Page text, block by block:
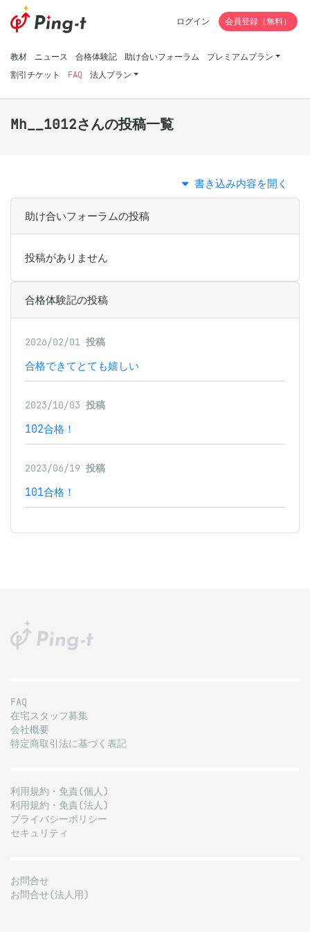
教材 ニュース 合格体験記 助け合いフォーラム
プレミアムプラン
割引チケット
FAQ 法人プラン
ログイン 会員登録（無料）
Mh__1012さんの投稿一覧
書き込み内容を開く
助け合いフォーラムの投稿
投稿がありません
合格体験記の投稿
2026/02/01 投稿
合格できてとても嬉しい
2023/10/03 投稿
102合格！
2023/06/19 投稿
101合格！
FAQ
在宅スタッフ募集
会社概要
特定商取引法に基づく表記
利用規約・免責(個人)
利用規約・免責(法人)
プライバシーポリシー
セキュリティ
お問合せ
お問合せ(法人用)